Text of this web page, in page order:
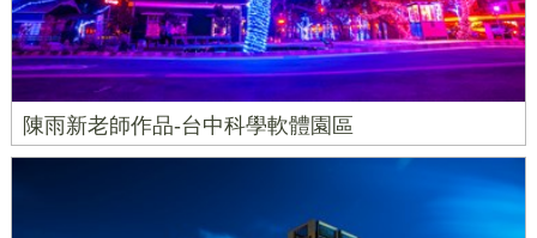
陳雨新老師作品-台中科學軟體園區